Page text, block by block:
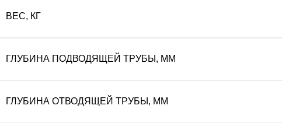
ВЕС, КГ
ГЛУБИНА ПОДВОДЯЩЕЙ ТРУБЫ, ММ
ГЛУБИНА ОТВОДЯЩЕЙ ТРУБЫ, ММ